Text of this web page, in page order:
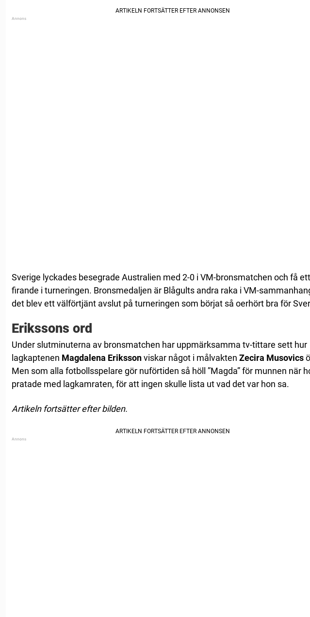
Sverige lyckades besegrade Australien med 2-0 i VM-bronsmatchen och få
firande i turneringen. Bronsmedaljen är Blågults andra raka i VM-
det blev ett välförtjänt avslut på turneringen som börjat så oerhört bra för
Erikssons ord
Under slutminuterna av bronsmatchen har uppmärksamma tv-tittare sett hur
lagkaptenen Magdalena Erikssonviskar något i målvakten Zecira Musovics
Men som alla fotbollsspelare gör nuförtiden så höll ”Magda” för munnen när
pratade med lagkamraten, för att ingen skulle lista ut vad det var hon sa.
Artikeln fortsätter efter bilden.